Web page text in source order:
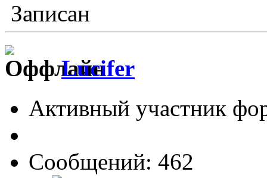
Записан
Lucifer
Активный участник
Сообщений: 462